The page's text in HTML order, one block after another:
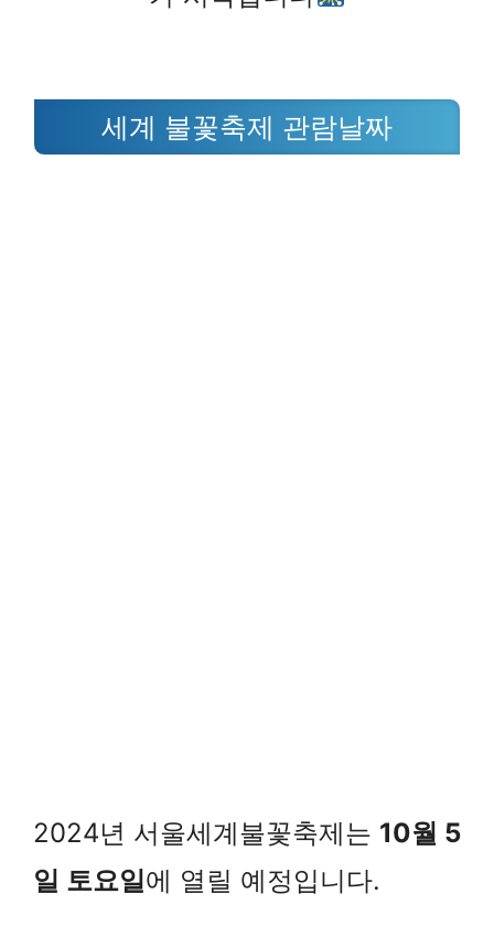
세계 불꽃축제 관람날짜
2024년 서울세계불꽃축제는 10월 5
일 토요일에 열릴 예정입니다.